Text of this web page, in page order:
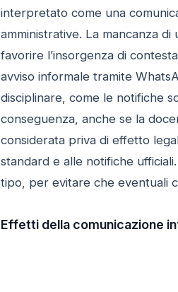
interpretato come una
amministrative. La mancanza
favorire l’insorgenza di
avviso informale tramite
disciplinare, come le notifiche
conseguenza, anche se la
considerata priva di effetto
standard e alle notifiche
tipo, per evitare che eventuali
Effetti della comunicazione